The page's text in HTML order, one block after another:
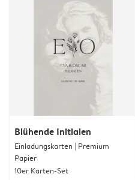
Blühende Initialen
Einladungskarten | Premium
Papier
10er Karten-Set